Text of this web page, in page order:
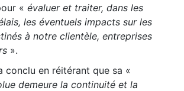
« évaluer et traiter, dans les
les éventuels impacts sur les
à notre clientèle, entreprises
».
conclu en réitérant que sa «
demeure la continuité et la